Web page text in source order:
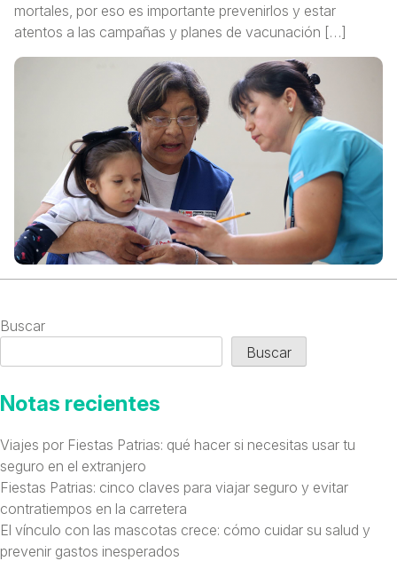
mortales, por eso es importante prevenirlos y estar
atentos a las campañas y planes de vacunación […]
Buscar
Buscar
Notas recientes
Viajes por Fiestas Patrias: qué hacer si necesitas usar tu
seguro en el extranjero
Fiestas Patrias: cinco claves para viajar seguro y evitar
contratiempos en la carretera
El vínculo con las mascotas crece: cómo cuidar su salud y
prevenir gastos inesperados